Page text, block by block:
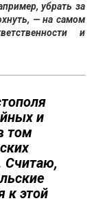
убрать за
— на самом
и
и
том
Считаю,
к этой